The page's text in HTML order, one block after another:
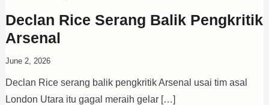
Declan Rice Serang Balik Pengkritik
Arsenal
June 2, 2026
Declan Rice serang balik pengkritik Arsenal usai tim asal
London Utara itu gagal meraih gelar […]